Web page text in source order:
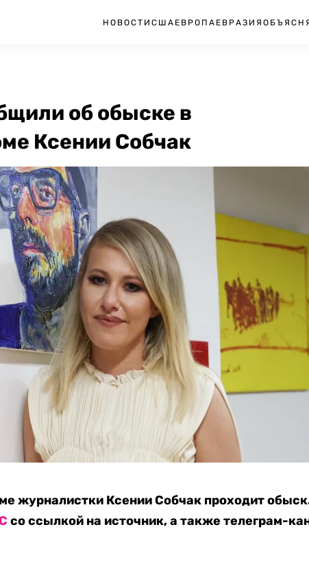
НОВОСТИ США ЕВРОПА ЕВРАЗИЯ
об обыске в
Ксении Собчак
журналистки Ксении Собчак проходит
со ссылкой на источник, а также телеграм-